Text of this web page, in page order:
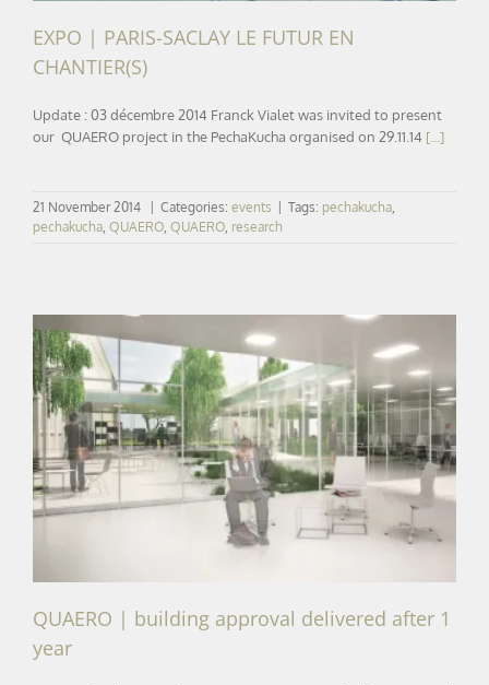
EXPO | PARIS-SACLAY LE FUTUR EN
CHANTIER(S)
Update : 03 décembre 2014 Franck Vialet was invited to present
our QUAERO project in the PechaKucha organised on 29.11.14 [...]
21 November 2014 | Categories: events | Tags: pechakucha
pechakucha QUAERO QUAERO research
QUAERO | building approval delivered after 1 year
QUAERO | building approval delivered after 1
year